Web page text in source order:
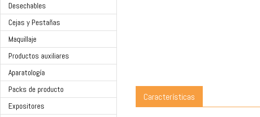
Desechables
Cejas y Pestañas
Maquillaje
Productos auxiliares
Aparatología
Packs de producto
Expositores
Características